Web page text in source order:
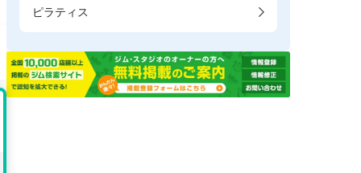
ピラティス